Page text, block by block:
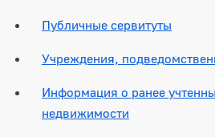
Публичные сервитуты
Учреждения,
Информация о ранее
недвижимости